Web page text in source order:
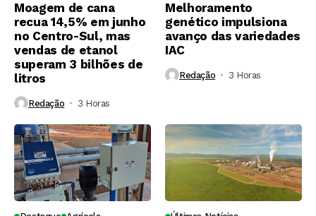
Moagem de cana
recua 14,5% em junho
no Centro-Sul, mas
vendas de etanol
superam 3 bilhões de
litros
Redação 3 Horas ⁮
Melhoramento
genético impulsiona
avanço das variedades
IAC
Redação 3 Horas ⁮